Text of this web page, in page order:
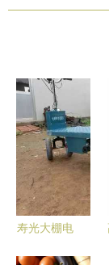
寿光大棚电